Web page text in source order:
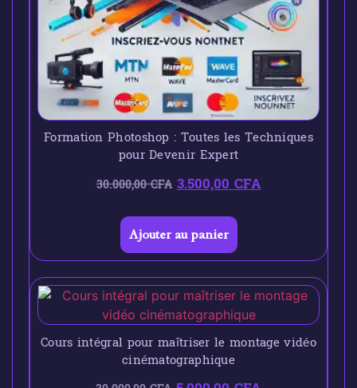
Formation Photoshop : Toutes les Techniques
pour Devenir Expert
30.000,00CFA 3.500,00CFA
Ajouter au panier
Cours intégral pour maîtriser le montage vidéo
cinématographique